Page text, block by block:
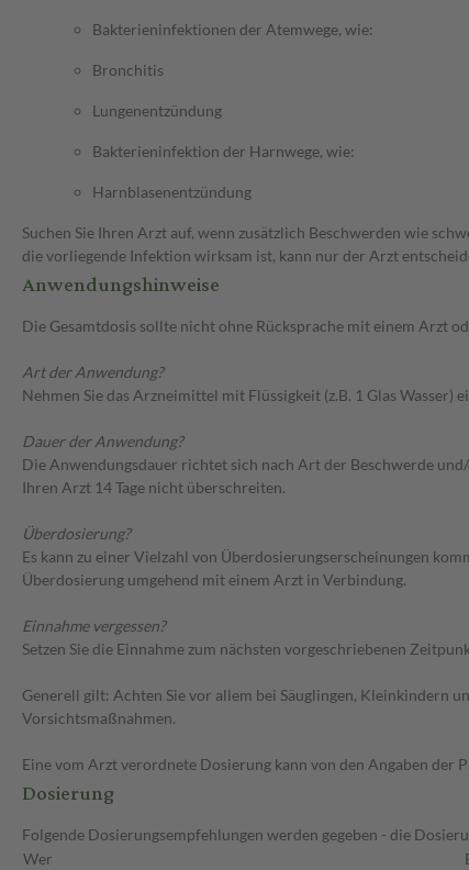
Bakterieninfektionen der Atemwege, wie:
Bronchitis
Lungenentzündung
Bakterieninfektion der Harnwege, wie:
Harnblasenentzündung
Suchen Sie Ihren Arzt auf, wenn zusätzlich Beschwerden wie
die vorliegende Infektion wirksam ist, kann nur der Arzt
Anwendungshinweise
Die Gesamtdosis sollte nicht ohne Rücksprache mit einem Arzt
Art der Anwendung?
Nehmen Sie das Arzneimittel mit Flüssigkeit (z.B. 1 Glas Wasser)
Dauer der Anwendung?
Die Anwendungsdauer richtet sich nach Art der Beschwerde
Ihren Arzt 14 Tage nicht überschreiten.
Überdosierung?
Es kann zu einer Vielzahl von Überdosierungserscheinungen
Überdosierung umgehend mit einem Arzt in Verbindung.
Einnahme vergessen?
Setzen Sie die Einnahme zum nächsten vorgeschriebenen
Generell gilt: Achten Sie vor allem bei Säuglingen, Kleinkindern
Vorsichtsmaßnahmen.
Eine vom Arzt verordnete Dosierung kann von den Angaben der
Dosierung
Folgende Dosierungsempfehlungen werden gegeben - die
Wer